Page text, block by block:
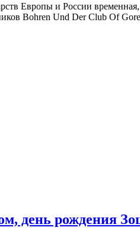
Европы и России
Bohren Und Der Club Of
день рождения